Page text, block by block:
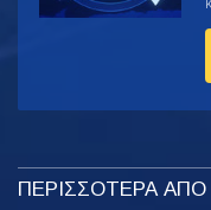
ΠΕΡΙΣΣΟΤΕΡΑ ΑΠΟ